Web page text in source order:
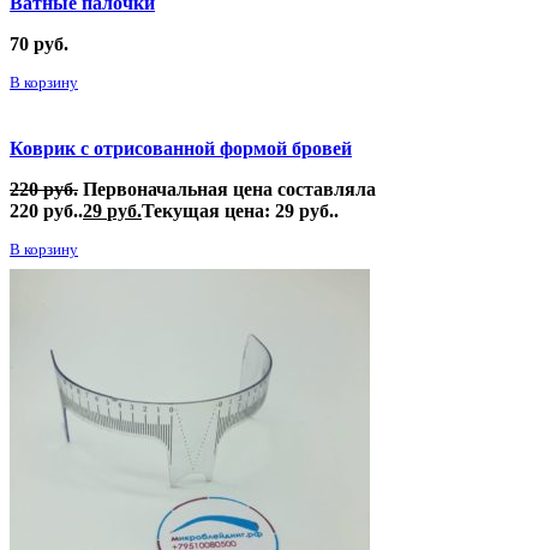
70 руб.
В корзину
Коврик с отрисованной формой бровей
220руб. Первоначальная цена составляла
220 руб..29 руб.Текущая цена: 29 руб..
В корзину